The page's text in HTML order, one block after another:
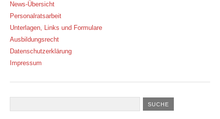
News-Übersicht
Personalratsarbeit
Unterlagen, Links und Formulare
Ausbildungsrecht
Datenschutzerklärung
Impressum